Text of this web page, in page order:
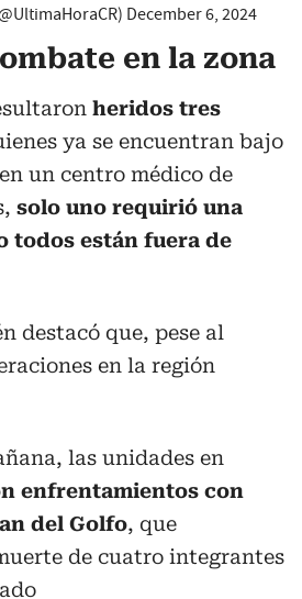
December 6, 2024
en la zona
heridos tres
ya se encuentran bajo
un centro médico de
solo uno requirió una
todos están fuera de
destacó que, pese al
en la región
las unidades en
enfrentamientos con
del Golfo, que
de cuatro integrantes